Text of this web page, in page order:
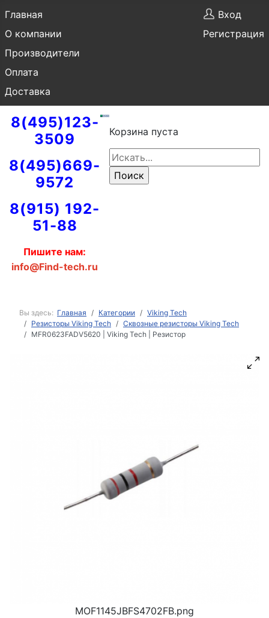
Главная
О компании
Производители
Оплата
Доставка
Вход
Регистрация
8(495)123-
3509
8(495)669-
9572
8(915) 192-
51-88
Пишите нам:
info@Find-tech.ru
Корзина пуста
Вы здесь: Главная Категории
Viking Tech
Резисторы Viking Tech
Сквозные резисторы Viking Tech
MFR0623FADV5620 | Viking Tech | Резистор
MOF1145JBFS4702FB.png